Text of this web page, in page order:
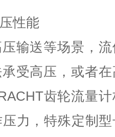
性能
输送等场景，
受高压，或者
齿轮流量
力，特殊定制